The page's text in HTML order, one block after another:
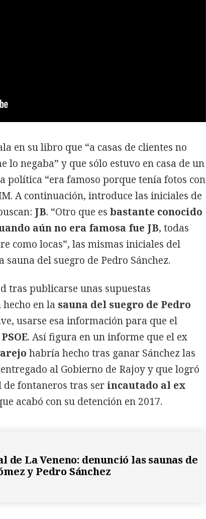
en su libro que “a casas de clientes no
lo negaba” y que sólo estuvo en casa de un
política “era famoso porque tenía fotos con
A continuación, introduce las iniciales de
JB. “Otro que es bastante conocido
aún no era famosa fue JB, todas
como locas”, las mismas iniciales del
sauna del suegro de Pedro Sánchez.
tras publicarse unas supuestas
en la sauna del suegro de Pedro
usarse esa información para que el
. Así figura en un informe que el ex
habría hecho tras ganar Sánchez las
al Gobierno de Rajoy y que logró
de fontaneros tras ser incautado al ex
acabó con su detención en 2017.
de La Veneno: denunció las saunas de
y Pedro Sánchez